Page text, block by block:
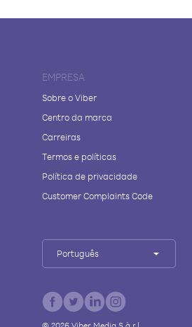
EMPRESA
Sobre o Viber
Centro da marca
Carreiras
Termos e políticas
Política de privacidade
Customer Complaints Code
Português